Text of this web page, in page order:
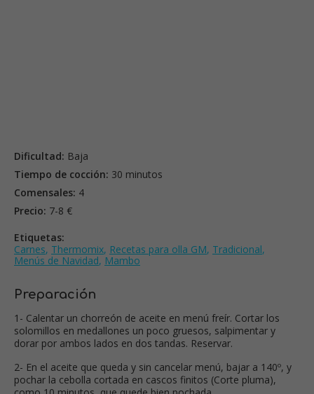
Dificultad: Baja
Tiempo de cocción: 30 minutos
Comensales: 4
Precio: 7-8 €
Etiquetas:
Carnes, Thermomix, Recetas para olla GM, Tradicional,
Menús de Navidad, Mambo
Preparación
1- Calentar un chorreón de aceite en menú freír. Cortar los
solomillos en medallones un poco gruesos, salpimentar y
dorar por ambos lados en dos tandas. Reservar.
2- En el aceite que queda y sin cancelar menú, bajar a 140º, y
pochar la cebolla cortada en cascos finitos (Corte pluma),